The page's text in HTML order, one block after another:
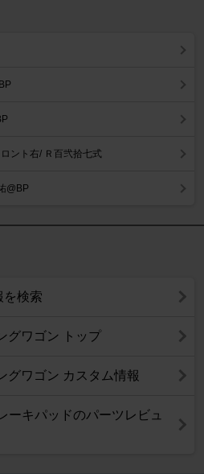
ント右/ Ｒ百弐拾七式
@BP
を検索
グワゴン トップ
グワゴン カスタム情報
ーキパッドのパーツレビュ